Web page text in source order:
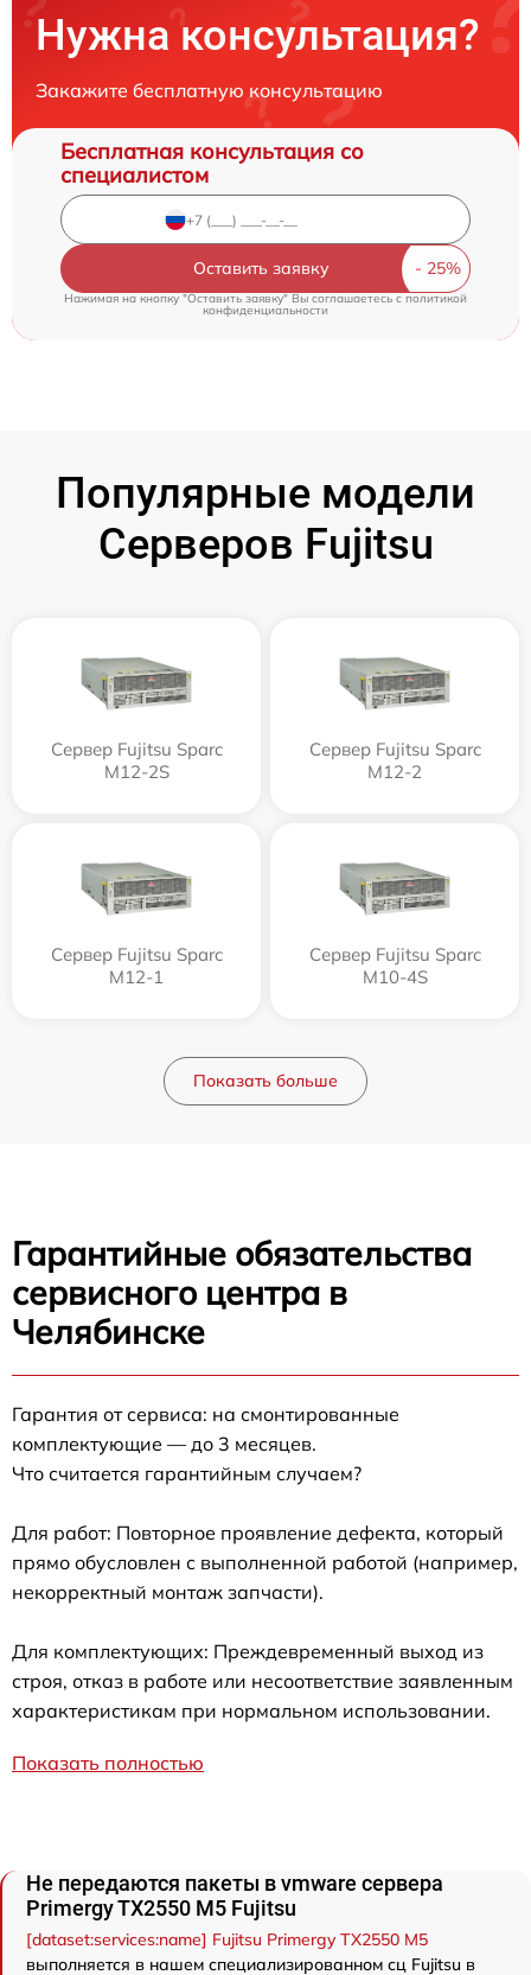
Нужна консультация?
Закажите бесплатную консультацию
Бесплатная консультация со
специалистом
Оставить заявку
Нажимая на кнопку "Оставить заявку" Вы соглашаетесь cполитикой
конфиденциальности
Популярные модели
Серверов Fujitsu
Сервер Fujitsu Sparc
M12-2S
Сервер Fujitsu Sparc
M12-2
Сервер Fujitsu Sparc
M12-1
Сервер Fujitsu Sparc
M10-4S
Показать больше
Гарантийные обязательства
сервисного центра в
Челябинске
Гарантия от сервиса: на смонтированные
комплектующие — до 3 месяцев.
Что считается гарантийным случаем?
Для работ: Повторное проявление дефекта, который
прямо обусловлен с выполненной работой (например,
некорректный монтаж запчасти).
Для комплектующих: Преждевременный выход из
строя, отказ в работе или несоответствие заявленным
характеристикам при нормальном использовании.
Показать полностью
Не передаются пакеты в vmware сервера
Primergy TX2550 M5 Fujitsu
[dataset:services:name] Fujitsu Primergy TX2550 M5
выполняется в нашем специализированном сц Fujitsu в